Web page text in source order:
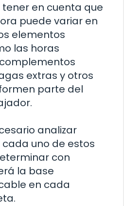
en cuenta que
puede variar en
elementos
las horas
extras y otros
parte del
analizar
uno de estos
con
la base
en cada